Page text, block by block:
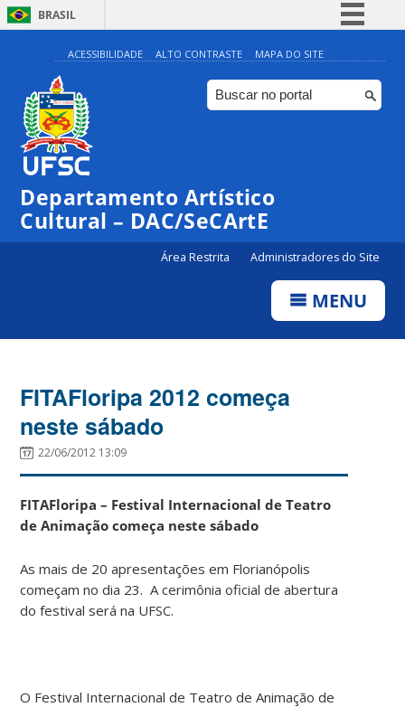
BRASIL
Simplifique!
Comunica BR
Participe
Canais
ACESSIBILIDADE ALTO CONTRASTE MAPA DO SITE
Departamento Artístico
Cultural – DAC/SeCArtE
Área Restrita Administradores do Site
MENU
FITAFloripa 2012 começa
neste sábado
22/06/2012 13:09
FITAFloripa – Festival Internacional de Teatro
de Animação começa neste sábado
As mais de 20 apresentações em Florianópolis
começam no dia 23. A cerimônia oficial de abertura
do festival será na UFSC.
O Festival Internacional de Teatro de Animação de